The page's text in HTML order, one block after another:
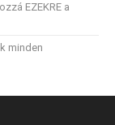
EZEKRE a
minden